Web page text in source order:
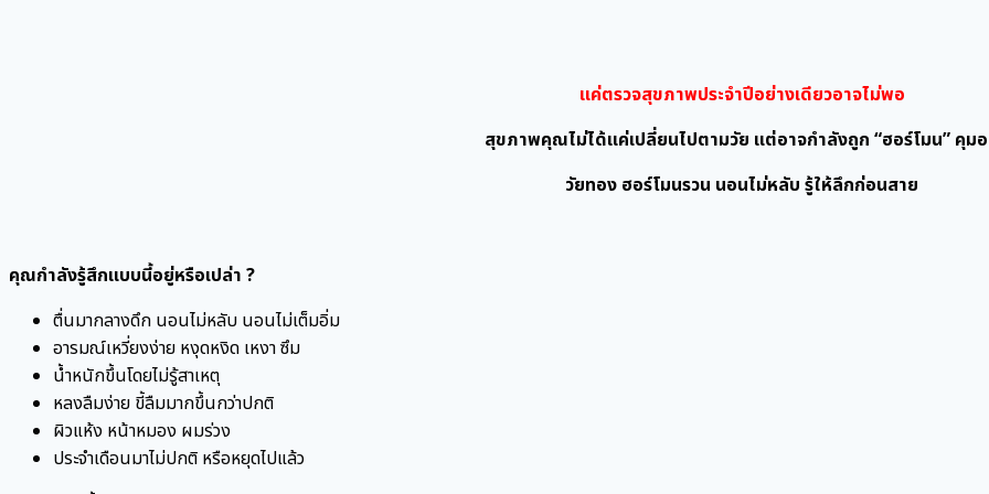
แค่ตรวจสุขภาพประจำปีอย่างเดียวอาจไม่พอ
สุขภาพคุณไม่ได้แค่เปลี่ยนไปตามวัย แต่อาจกำลังถูก “ฮอร์โมน” คุม
วัยทอง ฮอร์โมนรวน นอนไม่หลับ รู้ให้ลึกก่อนสาย
คุณกำลังรู้สึกแบบนี้อยู่หรือเปล่า ?
ตื่นมากลางดึก นอนไม่หลับ นอนไม่เต็มอิ่ม
อารมณ์เหวี่ยงง่าย หงุดหงิด เหงา ซึม
น้ำหนักขึ้นโดยไม่รู้สาเหตุ
หลงลืมง่าย ขี้ลืมมากขึ้นกว่าปกติ
ผิวแห้ง หน้าหมอง ผมร่วง
ประจำเดือนมาไม่ปกติ หรือหยุดไปแล้ว